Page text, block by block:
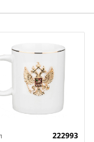
купить
222993